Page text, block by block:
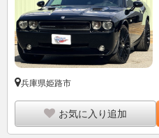
兵庫県姫路市
お気に入り追加